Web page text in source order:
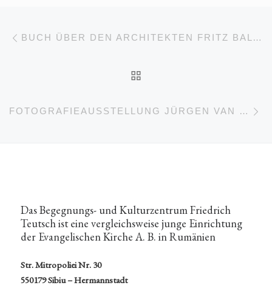
Beitragsnavigation BUCH ÜBER DEN ARCHITEKTEN FRITZ BALTHES
FOTOGRAFIEAUSSTELLUNG JÜRGEN VAN BUER
Das Begegnungs- und Kulturzentrum Friedrich
Teutsch ist eine vergleichsweise junge Einrichtung
der Evangelischen Kirche A. B. in Rumänien
Str. Mitropoliei Nr. 30
550179 Sibiu – Hermannstadt